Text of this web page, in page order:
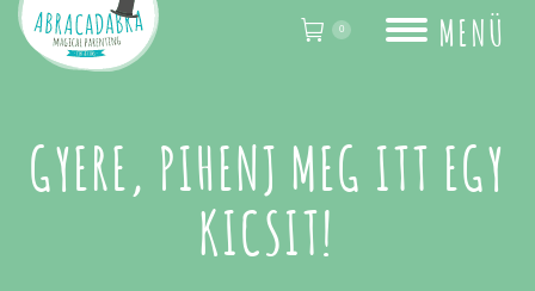
MENÜ
0
GYERE, PIHENJ MEG ITT EGY
KICSIT!